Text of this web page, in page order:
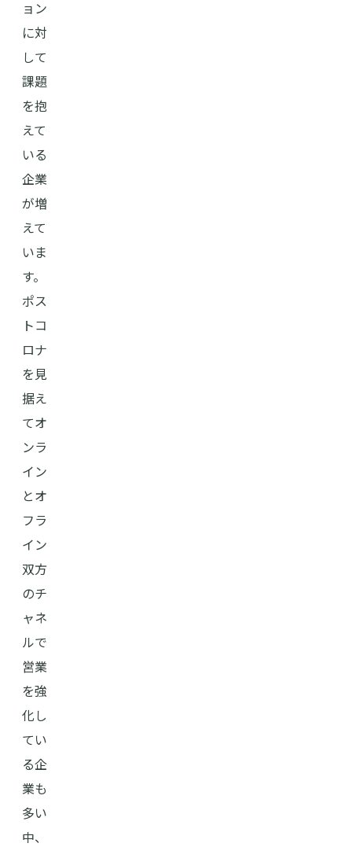
ョン
に対
して
課題
を抱
えて
いる
企業
が増
えて
いま
す。
ポス
トコ
ロナ
を見
据え
てオ
ンラ
イン
とオ
フラ
イン
双方
のチ
ャネ
ルで
営業
を強
化し
てい
る企
業も
多い
中、